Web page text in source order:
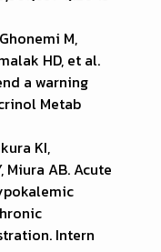
M,
HD, et al.
a warning
Metab
KI,
Miura AB. Acute
Intern